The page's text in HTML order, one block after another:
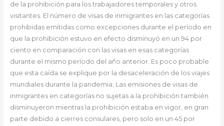
de la prohibición para los trabajadores temporales y otros
visitantes. El número de visas de inmigrantes en las categorías
prohibidas emitidas como excepciones durante el período en
que la prohibición estuvo en efecto disminuyó en un 94 por
ciento en comparación con las visas en esas categorías
durante el mismo período del año anterior. Es poco probable
que esta caída se explique por la desaceleración de los viajes
mundiales durante la pandemia; Las emisiones de visas de
inmigrantes en categorías no sujetas a la prohibición también
disminuyeron mientras la prohibición estaba en vigor, en gran
parte debido a cierres consulares, pero solo en un 45 por